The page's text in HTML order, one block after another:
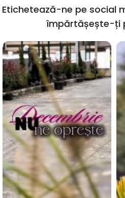
Etichetează-ne pe social
împărtășește-ți